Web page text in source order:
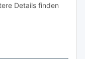
Details finden